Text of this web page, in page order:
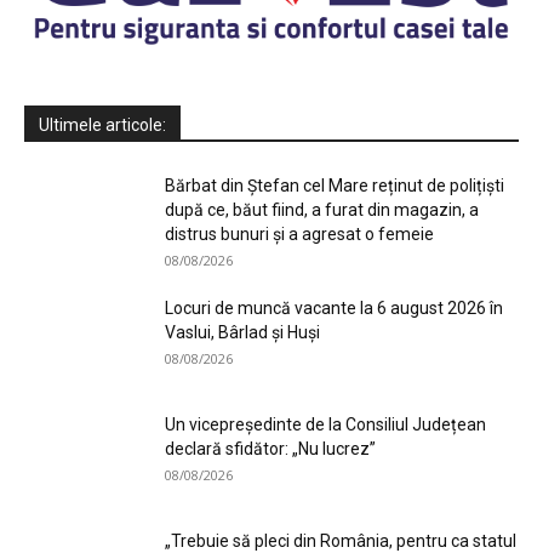
Ultimele articole:
Bărbat din Ștefan cel Mare reținut de polițiști
după ce, băut fiind, a furat din magazin, a
distrus bunuri și a agresat o femeie
08/08/2026
Locuri de muncă vacante la 6 august 2026 în
Vaslui, Bârlad și Huși
08/08/2026
Un vicepreședinte de la Consiliul Județean
declară sfidător: „Nu lucrez”
08/08/2026
„Trebuie să pleci din România, pentru ca statul